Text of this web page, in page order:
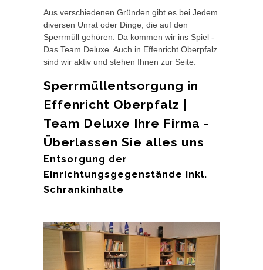
Aus verschiedenen Gründen gibt es bei Jedem
diversen Unrat oder Dinge, die auf den
Sperrmüll gehören. Da kommen wir ins Spiel -
Das Team Deluxe. Auch in Effenricht Oberpfalz
sind wir aktiv und stehen Ihnen zur Seite.
Sperrmüllentsorgung in
Effenricht Oberpfalz |
Team Deluxe Ihre Firma -
Überlassen Sie alles uns
Entsorgung der
Einrichtungsgegenstände inkl.
Schrankinhalte